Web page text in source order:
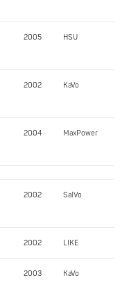
2005 HSU
2002 KaVo
2004 MaxPower
2002 SalVo
2002 LIKE
2003 KaVo